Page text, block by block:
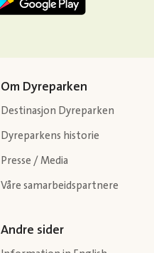
Om Dyreparken
Destinasjon Dyreparken
Dyreparkens historie
Presse / Media
Våre samarbeidspartnere
Andre sider